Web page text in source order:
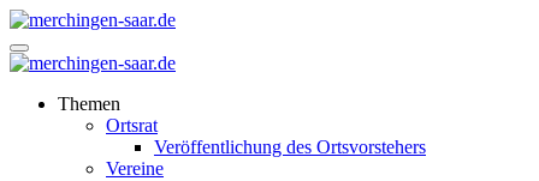
Zum
Inhalt
springen
merchingen-saar.de
merchingen-saar.de
Themen
Ortsrat
Veröffentlichung des Ortsvorstehers
Vereine